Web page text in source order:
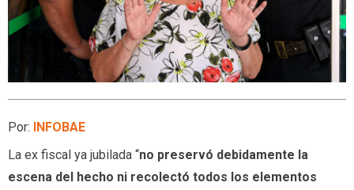
Por:
INFOBAE
La ex fiscal ya jubilada “no preservó debidamente la
escena del hecho ni recolectó todos los elementos